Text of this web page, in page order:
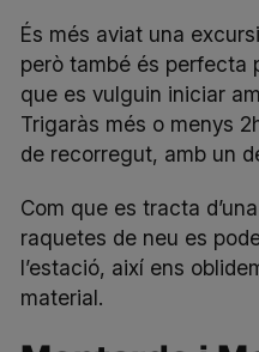
És més aviat una
però també és perfecta
que es vulguin iniciar
Trigaràs més o menys
de recorregut, amb un
Com que es tracta
raquetes de neu es
l’estació, així ens
material.